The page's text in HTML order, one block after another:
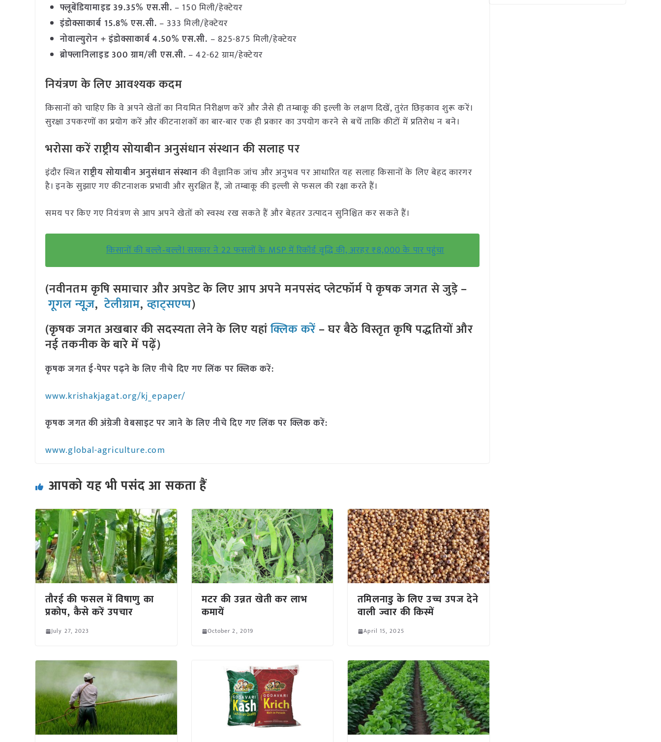
फ्लूबेंडियामाइड 39.35% एस.सी. – 150 मिली/हेक्टेयर
इंडोक्साकार्ब 15.8% एस.सी. – 333 मिली/हेक्टेयर
नोवाल्युरोन + इंडोक्साकार्ब 4.50% एस.सी. – 825-875 मिली/हेक्टेयर
ब्रोफ्लानिलाइड 300 ग्राम/ली एस.सी. – 42-62 ग्राम/हेक्टेयर
नियंत्रण के लिए आवश्यक कदम
किसानों को चाहिए कि वे अपने खेतों का नियमित निरीक्षण करें और जैसे ही तम्बाकू की इल्ली के लक्षण दिखें, तुरंत छिड़काव शुरू करें।
सुरक्षा उपकरणों का प्रयोग करें और कीटनाशकों का बार-बार एक ही प्रकार का उपयोग करने से बचें ताकि कीटों में प्रतिरोध न बने।
भरोसा करें राष्ट्रीय सोयाबीन अनुसंधान संस्थान की सलाह पर
इंदौर स्थितराष्ट्रीय सोयाबीन अनुसंधान संस्थान की वैज्ञानिक जांच और अनुभव पर आधारित यह सलाह किसानों के लिए बेहद कारगर
है। इनके सुझाए गए कीटनाशक प्रभावी और सुरक्षित हैं, जो तम्बाकू की इल्ली से फसल की रक्षा करते हैं।
समय पर किए गए नियंत्रण से आप अपने खेतों को स्वस्थ रख सकते हैं और बेहतर उत्पादन सुनिश्चित कर सकते हैं।
किसानों की बल्ले‑बल्ले! सरकार ने 22 फसलों के MSP में रिकॉर्ड वृद्धि की, अरहर ₹8,000 के पार पहुंचा
(नवीनतम कृषि समाचार और अपडेट के लिए आप अपने मनपसंद प्लेटफॉर्म पे कृषक जगत से जुड़े –
गूगल न्यूज़,टेलीग्राम,व्हाट्सएप्प)
(कृषक जगत अखबार की सदस्यता लेने के लिए यहांक्लिक करें– घर बैठे विस्तृत कृषि पद्धतियों और
नई तकनीक के बारे में पढ़ें)
कृषक जगत ई-पेपर पढ़ने के लिए नीचे दिए गए लिंक पर क्लिक करें:
www.krishakjagat.org/kj_epaper/
कृषक जगत की अंग्रेजी वेबसाइट पर जाने के लिए नीचे दिए गए लिंक पर क्लिक करें:
www.global-agriculture.com
आपको यह भी पसंद आ सकता हैं
तौरई की फसल में विषाणु का
प्रकोप, कैसे करें उपचार
July 27, 2023
मटर की उन्नत खेती कर लाभ
कमायें
October 2, 2019
तमिलनाडु के लिए उच्च उपज देने
वाली ज्वार की किस्में
April 15, 2025